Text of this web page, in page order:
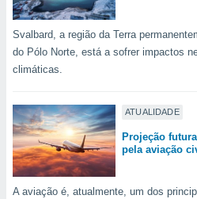
Svalbard, a região da Terra
do Pólo Norte, está a sofrer impactos
climáticas.
ATUALIDADE
Projeção
pela aviação
A aviação é, atualmente, um dos